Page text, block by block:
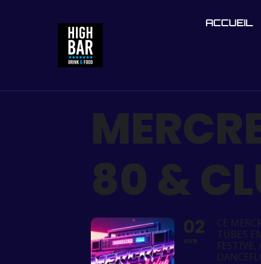
ACCUEIL
80 &
02
AVR
CE
TUBES